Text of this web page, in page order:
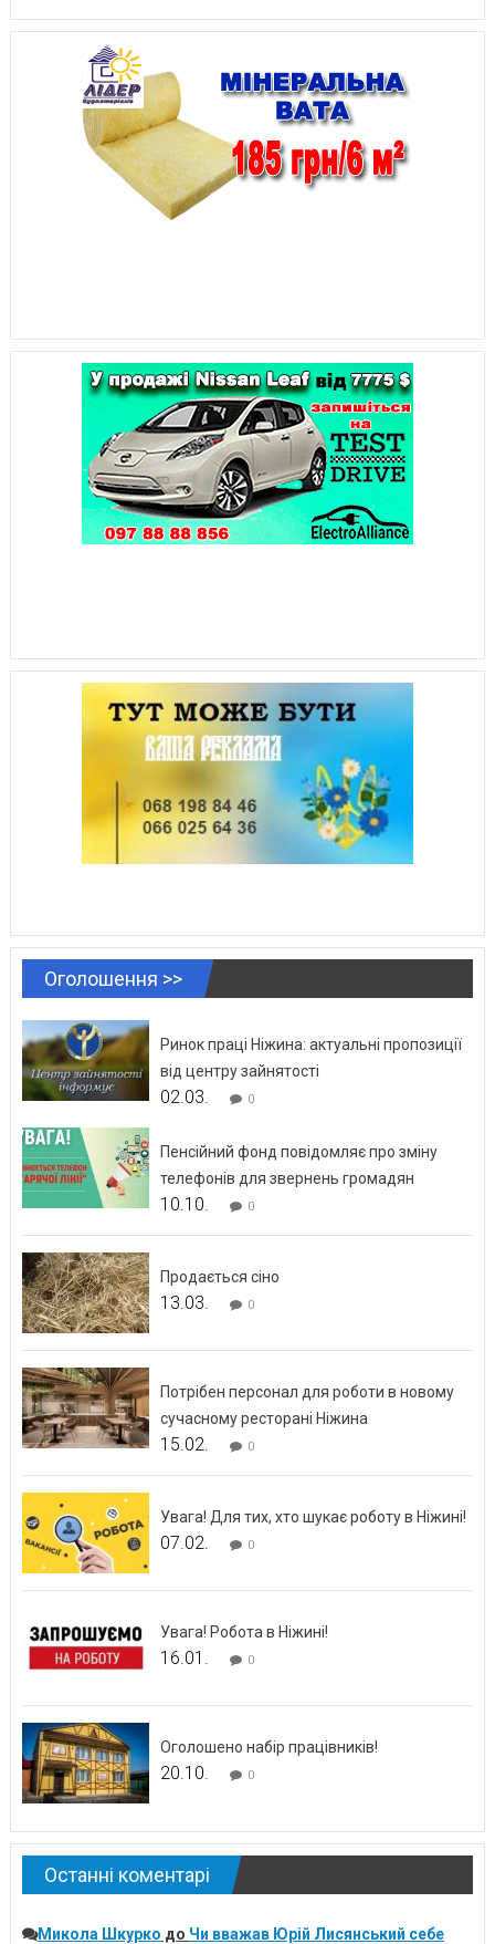
Оголошення >>
Ринок праці Ніжина: актуальні пропозиції
від центру зайнятості
02.03. 0
Пенсійний фонд повідомляє про зміну
телефонів для звернень громадян
10.10. 0
Продається сіно
13.03. 0
Потрібен персонал для роботи в новому
сучасному ресторані Ніжина
15.02. 0
Увага! Для тих, хто шукає роботу в Ніжині!
07.02. 0
Увага! Робота в Ніжині!
16.01. 0
Оголошено набір працівників!
20.10. 0
Останні коментарі
Микола Шкурко до Чи вважав Юрій Лисянський себе